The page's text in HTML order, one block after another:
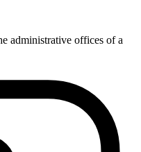
administrative offices of a